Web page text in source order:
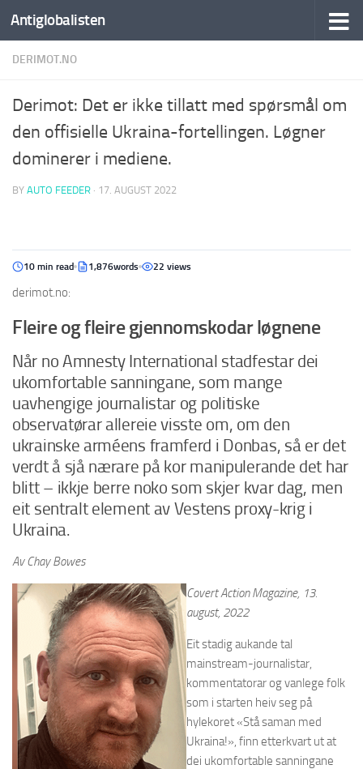
Antiglobalisten
DERIMOT.NO
Derimot: Det er ikke tillatt med spørsmål om
den offisielle Ukraina-fortellingen. Løgner
dominerer i mediene.
BY AUTO FEEDER · 17. AUGUST 2022
10 min read 1,876words 22 views
derimot.no:
Fleire og fleire gjennomskodar løgnene
Når no Amnesty International stadfestar dei
ukomfortable sanningane, som mange
uavhengige journalistar og politiske
observatørar allereie visste om, om den
ukrainske arméens framferd i Donbas, så er det
verdt å sjå nærare på kor manipulerande det har
blitt – ikkje berre noko som skjer kvar dag, men
eit sentralt element av Vestens proxy-krig i
Ukraina.
Av Chay Bowes
Covert Action Magazine, 13.
august, 2022
Eit stadig aukande tal
mainstream-journalistar,
kommentatorar og vanlege folk
som i starten heiv seg på
hylekoret «Stå saman med
Ukraina!», finn etterkvart ut at
dei ukomfortable sanningane